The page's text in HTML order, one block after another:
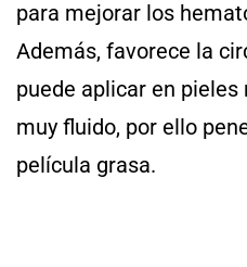
para mejorar los
Además, favorece la
puede aplicar en pieles
muy fluido, por ello
película grasa.